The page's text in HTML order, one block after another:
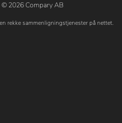
© 2026 Compary AB
rekke sammenligningstjenester på nettet.